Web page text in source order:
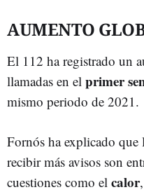
AUMENTO
El 112 ha registrado un
llamadas en el primer
mismo periodo de 2021.
Fornós ha explicado que
recibir más avisos son
cuestiones como el calor